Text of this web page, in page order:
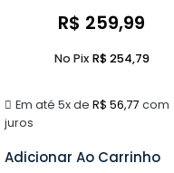
R$ 259,99
Em até 5x de R$ 56,77 com
juros
No Pix R$254,79
Adicionar Ao Carrinho